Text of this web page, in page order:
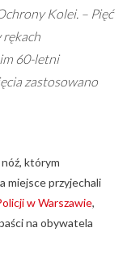
Kolei. – Pięć
rękach
60-letni
zastosowano
którym
miejsce przyjechali
w Warszawie,
na obywatela